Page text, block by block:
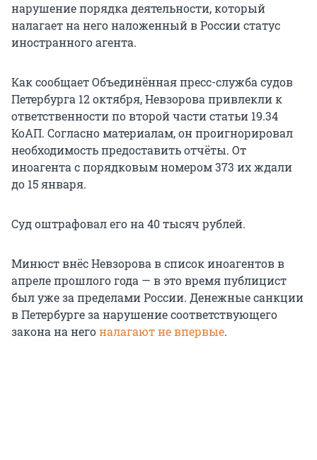
нарушение порядка деятельности, который
налагает на него наложенный в России статус
иностранного агента.
Как сообщает Объединённая пресс-служба судов
Петербурга 12 октября, Невзорова привлекли к
ответственности по второй части статьи 19.34
КоАП. Согласно материалам, он проигнорировал
необходимость предоставить отчёты. От
иноагента с порядковым номером 373 их ждали
до 15 января.
Суд оштрафовал его на 40 тысяч рублей.
Минюст внёс Невзорова в список иноагентов в
апреле прошлого года — в это время публицист
был уже за пределами России. Денежные санкции
в Петербурге за нарушение соответствующего
закона на негоналагают не впервые.